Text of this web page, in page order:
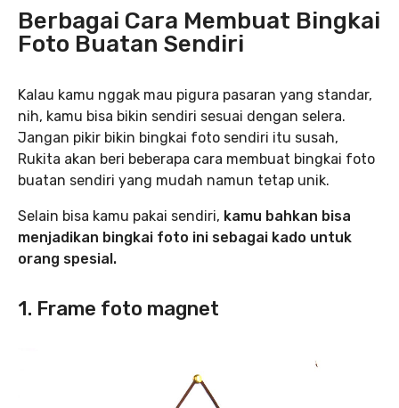
Berbagai Cara Membuat Bingkai
Foto Buatan Sendiri
Kalau kamu nggak mau pigura pasaran yang standar,
nih, kamu bisa bikin sendiri sesuai dengan selera.
Jangan pikir bikin bingkai foto sendiri itu susah,
Rukita akan beri beberapa cara membuat bingkai foto
buatan sendiri yang mudah namun tetap unik.
Selain bisa kamu pakai sendiri, kamu bahkan bisa
menjadikan bingkai foto ini sebagai kado untuk
orang spesial.
1. Frame foto magnet